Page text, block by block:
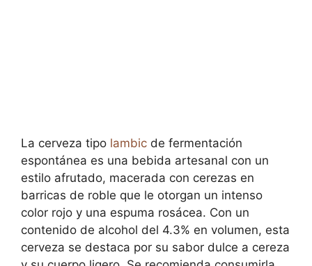
La cerveza tipo lambic de fermentación
espontánea es una bebida artesanal con un
estilo afrutado, macerada con cerezas en
barricas de roble que le otorgan un intenso
color rojo y una espuma rosácea. Con un
contenido de alcohol del 4.3% en volumen, esta
cerveza se destaca por su sabor dulce a cereza